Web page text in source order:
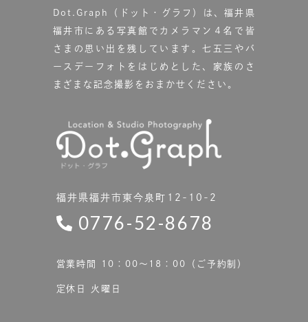
Dot.Graph（ドット・グラフ）は、福井県
福井市にある写真館で カメラマン４名で皆
さまの思い出を残しています。七五三やバ
ースデーフォトをはじめとした、家族のさ
まざまな記念撮影をおまかせください。
福井県福井市東今泉町12-10-2
0776-52-8678
営業時間 10：00〜18：00（ご予約制）
定休日 火曜日